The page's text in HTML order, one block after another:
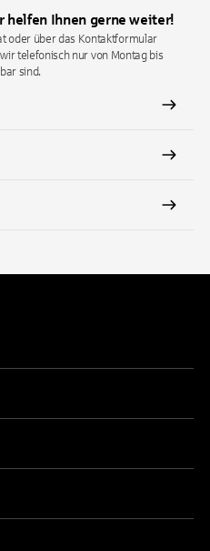
helfen Ihnen gerne weiter!
oder über das Kontaktformular
telefonisch nur von Montag bis
sind.